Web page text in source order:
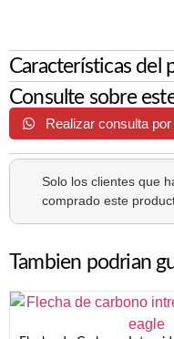
Características del
Consulte sobre
Realizar consulta
Solo los clientes que
comprado este
Tambien podrian